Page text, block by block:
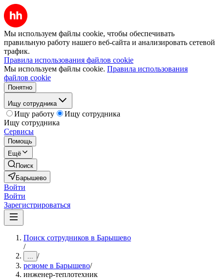
Мы используем файлы cookie, чтобы обеспечивать
правильную работу нашего веб-сайта и анализировать сетевой
трафик.
Правила использования файлов cookie
Мы используем файлы cookie. Правила использования
файлов cookie
Понятно
Ищу сотрудника
Ищу работу
Ищу сотрудника
Ищу сотрудника
Сервисы
Помощь
Ещё
Поиск
Барышево
Войти
Войти
Зарегистрироваться
Поиск сотрудников в Барышево
/
... /
резюме в Барышево/
инженер-теплотехник